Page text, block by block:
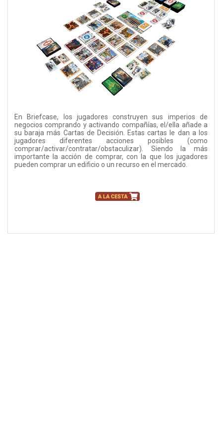
En Briefcase, los jugadores construyen sus imperios de
negocios comprando y activando compañías, el/ella añade a
su baraja más Cartas de Decisión. Estas cartas le dan a los
jugadores diferentes acciones posibles (como
comprar/activar/contratar/obstaculizar). Siendo la más
importante la acción de comprar, con la que los jugadores
pueden comprar un edificio o un recurso en el mercado.